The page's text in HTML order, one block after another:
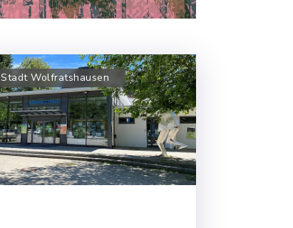
Stadt Wolfratshausen